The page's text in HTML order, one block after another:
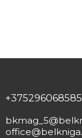
+375296068585